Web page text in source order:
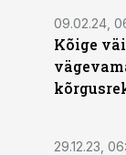
09.02.24,
Kõige
29.12.23,